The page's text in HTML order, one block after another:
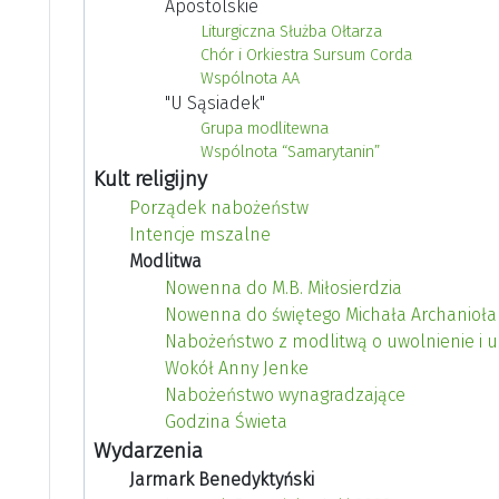
Apostolskie
Liturgiczna Służba Ołtarza
Chór i Orkiestra Sursum Corda
Wspólnota AA
"U Sąsiadek"
Grupa modlitewna
Wspólnota “Samarytanin”
Kult religijny
Porządek nabożeństw
Intencje mszalne
Modlitwa
Nowenna do M.B. Miłosierdzia
Nowenna do świętego Michała Archanioła
Nabożeństwo z modlitwą o uwolnienie i
Wokół Anny Jenke
Nabożeństwo wynagradzające
Godzina Świeta
Wydarzenia
Jarmark Benedyktyński